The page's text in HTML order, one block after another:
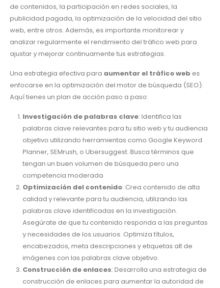
de contenidos, la participación en redes sociales, la
publicidad pagada, la optimización de la velocidad del sitio
web, entre otros. Además, es importante monitorear y
analizar regularmente el rendimiento del tráfico web para
ajustar y mejorar continuamente tus estrategias.
Una estrategia efectiva para aumentar el tráfico web es
enfocarse en la optimización del motor de búsqueda (SEO).
Aquí tienes un plan de acción paso a paso:
Investigación de palabras clave: Identifica las
palabras clave relevantes para tu sitio web y tu audiencia
objetivo utilizando herramientas como Google Keyword
Planner, SEMrush, o Ubersuggest. Busca términos que
tengan un buen volumen de búsqueda pero una
competencia moderada.
Optimización del contenido: Crea contenido de alta
calidad y relevante para tu audiencia, utilizando las
palabras clave identificadas en la investigación.
Asegúrate de que tu contenido responda a las preguntas
y necesidades de los usuarios. Optimiza títulos,
encabezados, meta descripciones y etiquetas alt de
imágenes con las palabras clave objetivo.
Construcción de enlaces: Desarrolla una estrategia de
construcción de enlaces para aumentar la autoridad de